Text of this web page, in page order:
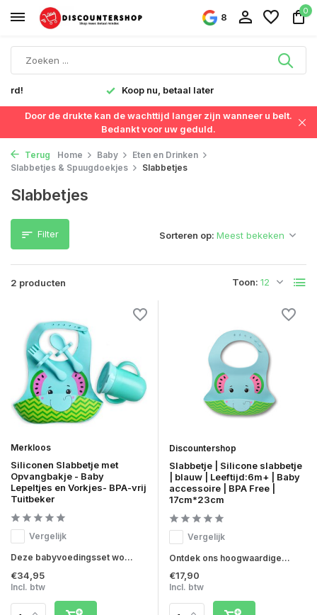
8
0
Koop nu, betaal later
Door de drukte kan de wachttijd langer zijn wanneer u belt.
Bedankt voor uw geduld.
Terug Home Baby
Eten en Drinken
Slabbetjes & Spuugdoekjes
Slabbetjes
Slabbetjes
Filter
2 producten Toon:
Sorteren op:
Merkloos
Siliconen Slabbetje met
Opvangbakje - Baby
Lepeltjes en Vorkjes- BPA-vrij
Tuitbeker
Vergelijk
Deze babyvoedingsset wo...
€34,95
Incl. btw
Discountershop
Slabbetje | Silicone slabbetje
| blauw | Leeftijd:6m+ | Baby
accessoire | BPA Free |
17cm*23cm
Vergelijk
Ontdek ons hoogwaardige...
€17,90
Incl. btw